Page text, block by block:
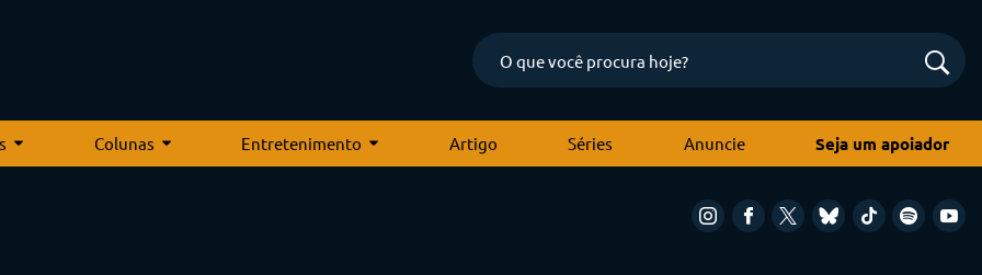
Colunas Entretenimento Artigo Séries Anuncie Seja um apoiador